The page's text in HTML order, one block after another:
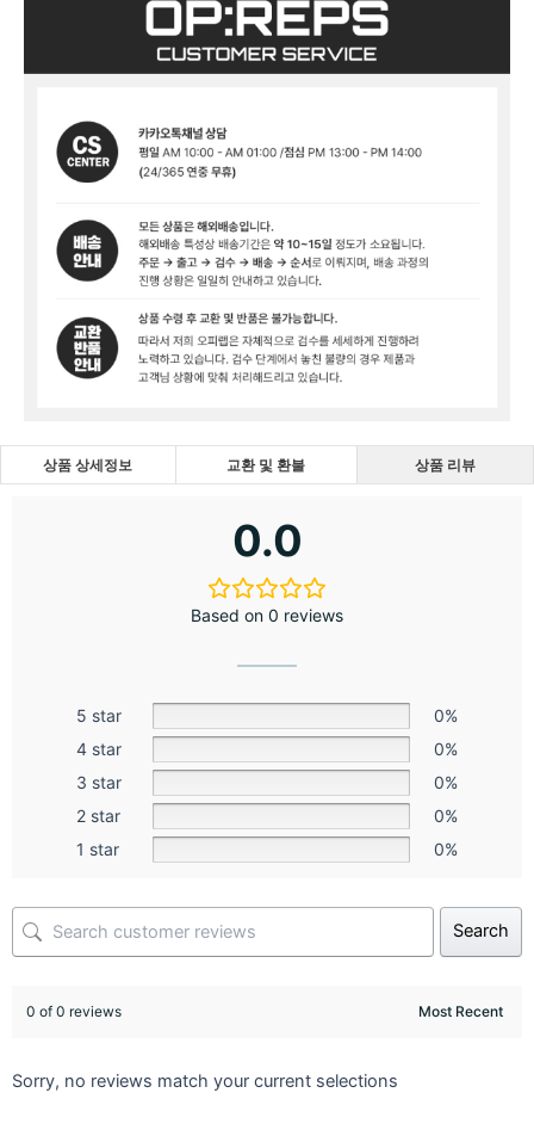
상품 상세정보 교환 및 환불 상품 리뷰
0.0
Based on 0 reviews
5 star
0%
4 star
0%
3 star
0%
2 star
0%
1 star
0%
Search
0 of 0 reviews
Sorry, no reviews match your current selections